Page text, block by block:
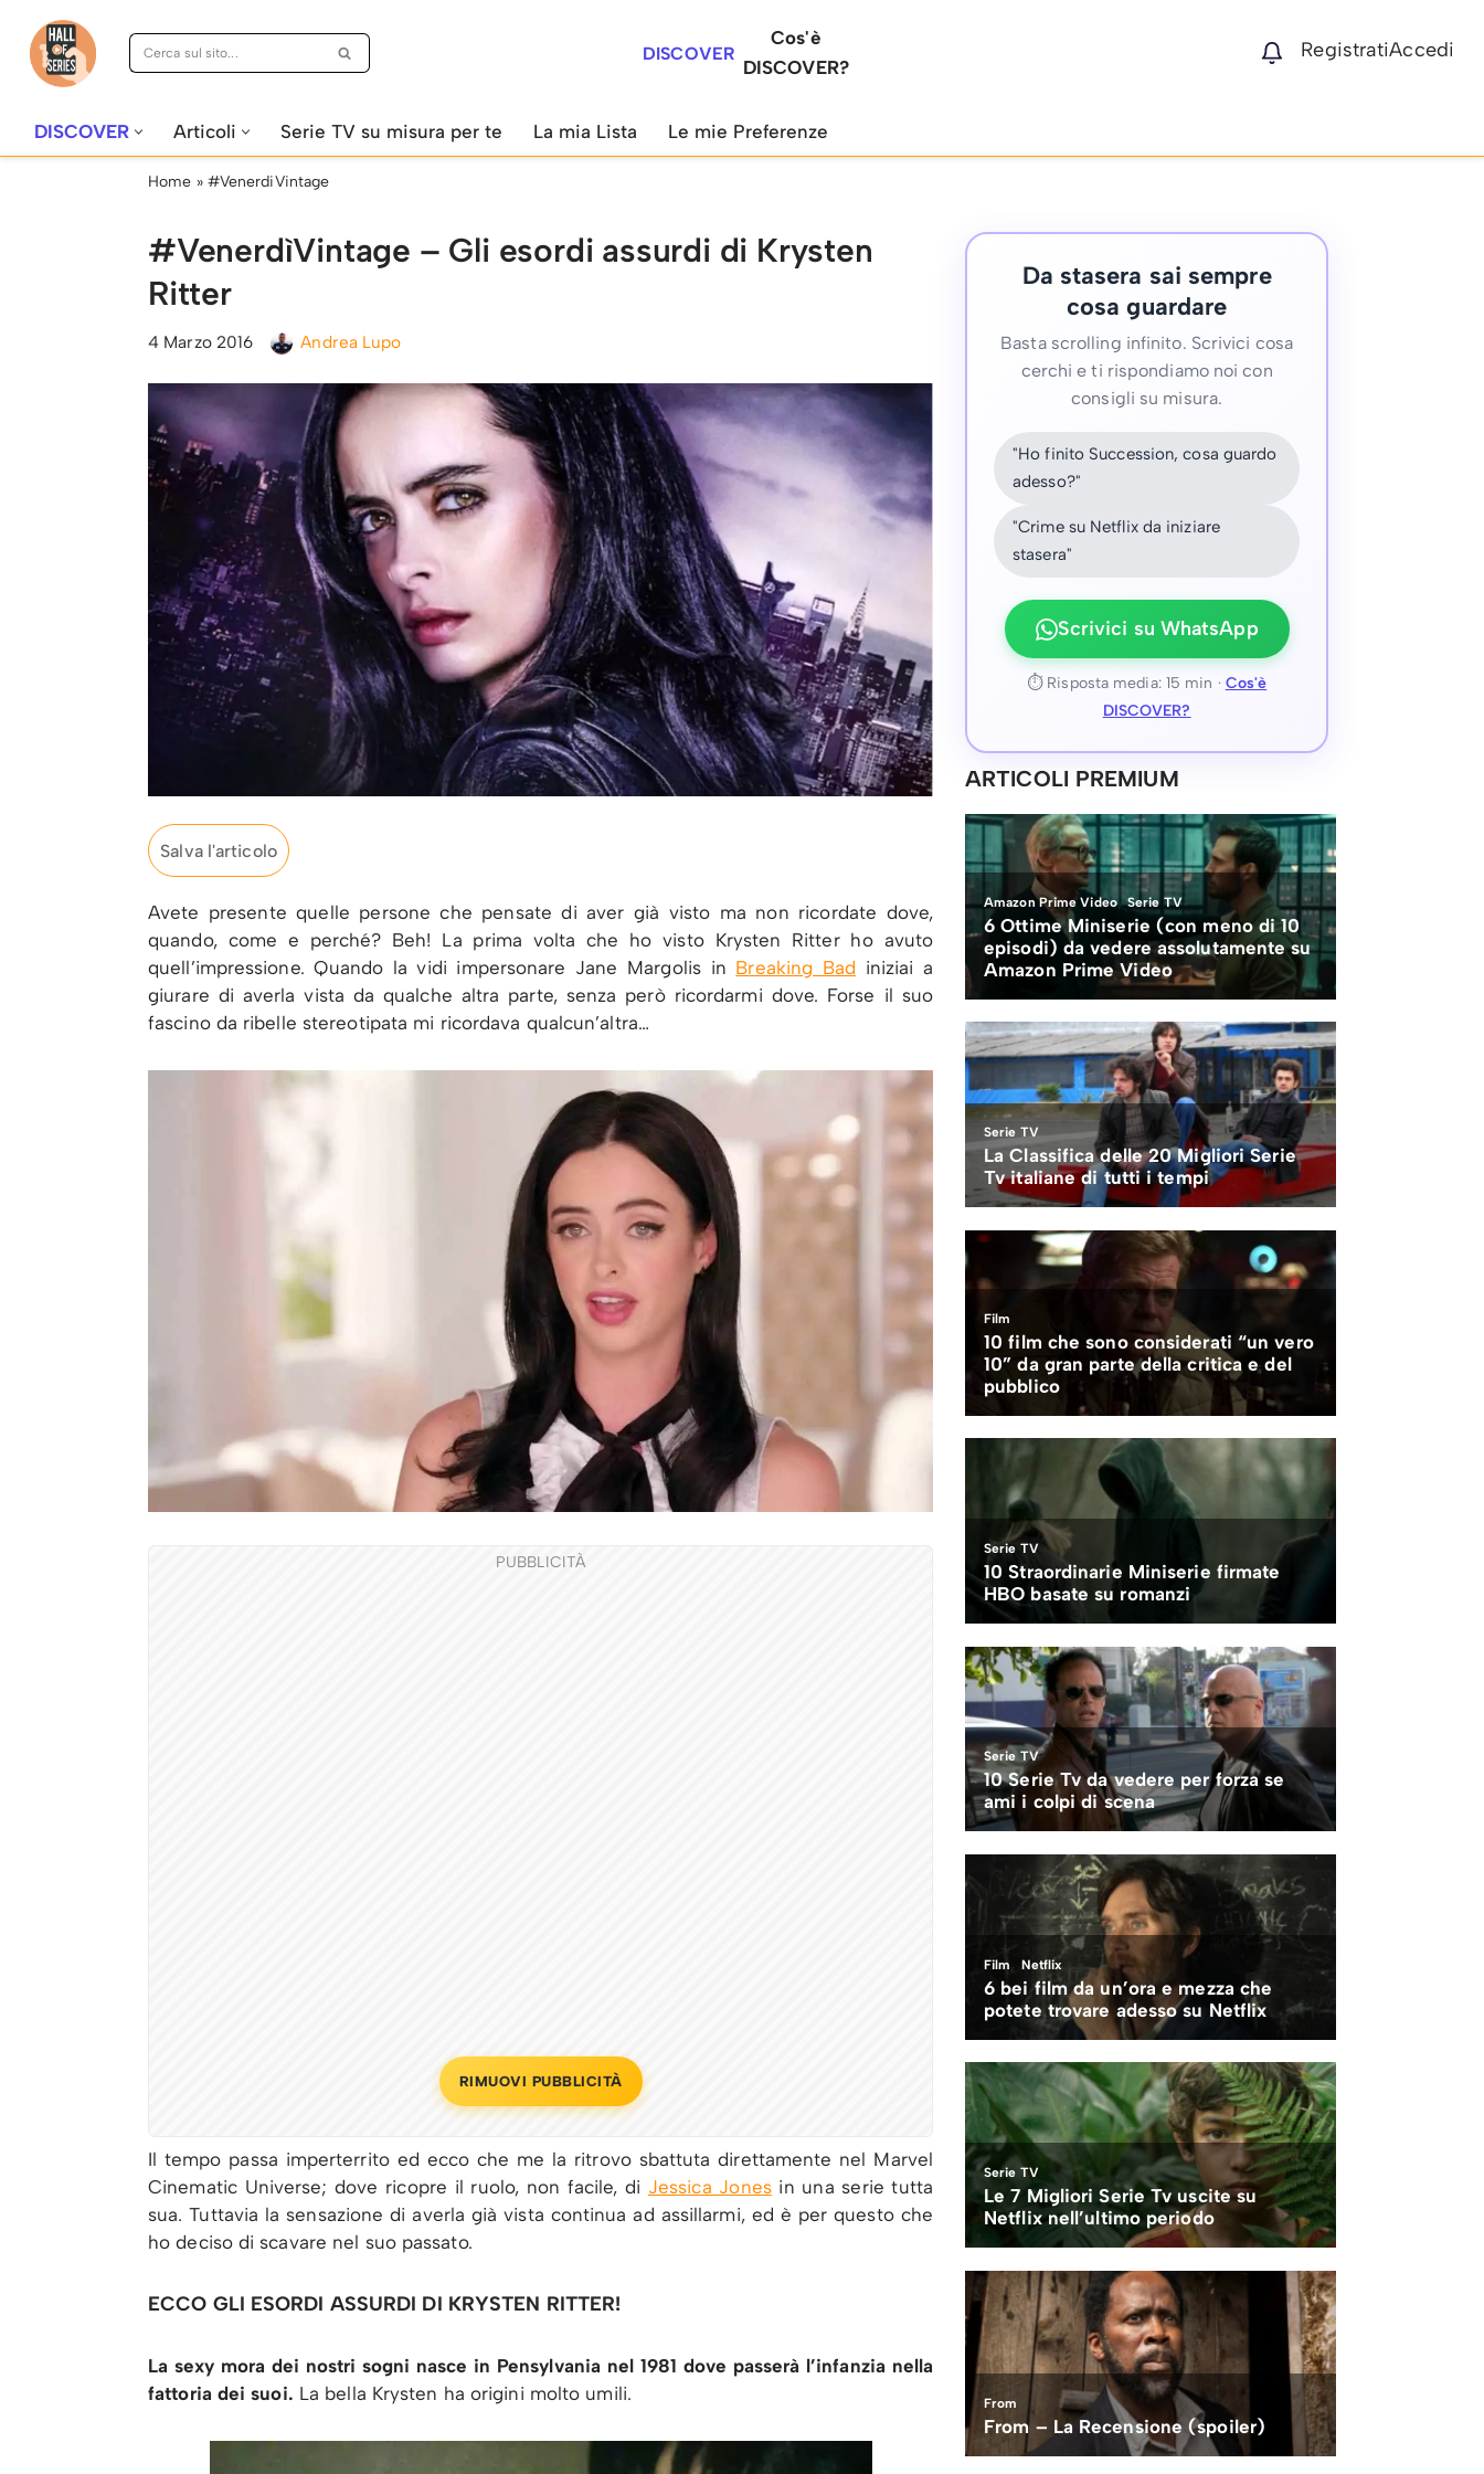
Vai
DISCOVER
Cos'è
DISCOVER?
RegistratiAccedi
DISCOVER Articoli Serie TV su misura per te La mia Lista Le mie Preferenze
Home » #VenerdiVintage
#VenerdìVintage – Gli esordi assurdi di Krysten
Ritter
4 Marzo 2016 Andrea Lupo
Salva l'articolo
Avete presente quelle persone che pensate di aver già visto ma non ricordate dove,
quando, come e perché? Beh! La prima volta che ho visto Krysten Ritter ho avuto
quell’impressione. Quando la vidi impersonare Jane Margolis in Breaking Bad iniziai a
giurare di averla vista da qualche altra parte, senza però ricordarmi dove. Forse il suo
fascino da ribelle stereotipata mi ricordava qualcun’altra…
PUBBLICITÀ
RIMUOVI PUBBLICITÀ
Il tempo passa imperterrito ed ecco che me la ritrovo sbattuta direttamente nel Marvel
Cinematic Universe; dove ricopre il ruolo, non facile, di Jessica Jonesin una serie tutta
sua. Tuttavia la sensazione di averla già vista continua ad assillarmi, ed è per questo che
ho deciso di scavare nel suo passato.
ECCO GLI ESORDI ASSURDI DI KRYSTEN RITTER!
La sexy mora dei nostri sogni nasce in Pensylvania nel 1981 dove passerà l’infanzia nella
fattoria dei suoi. La bella Krysten ha origini molto umili.
Da stasera sai sempre
cosa guardare
Basta scrolling infinito. Scrivici cosa
cerchi e ti rispondiamo noi con
consigli su misura.
"Ho finito Succession, cosa guardo
adesso?"
"Crime su Netflix da iniziare
stasera"
Scrivici su WhatsApp
⏱ Risposta media: 15 min · Cos'è
DISCOVER?
ARTICOLI PREMIUM